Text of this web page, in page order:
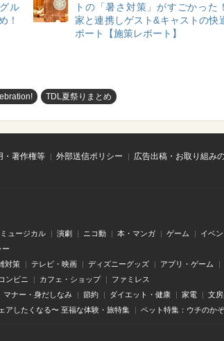
ル
！
トの「暑さ対策」がすごかった
家と連携しゲスト&キャストの快
ポート【施策レポート】
TDL夏祭りまとめ
・著作権等 外部送信ポリシー
広告出稿・お取り組み
ュージカル 演劇 ニコ動 本・マンガ ゲーム イベン
ー
対策 テレビ・映画 ディズニーグッズ アプリ・ゲーム
コンビニ カフェ・ショップ ファミレス
マナー・身だしなみ 節約 ダイエット・健康 家電 文
アしたくなる〜 至福な体験・旅特集 ペット特集：ウチのかぞ